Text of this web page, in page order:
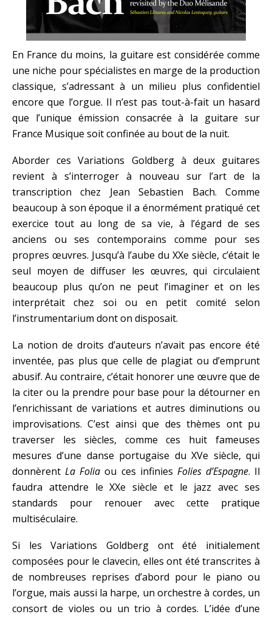
En France du moins, la guitare est considérée comme
une niche pour spécialistes en marge de la production
classique, s’adressant à un milieu plus confidentiel
encore que l’orgue. Il n’est pas tout-à-fait un hasard
que l’unique émission consacrée à la guitare sur
France Musique soit confinée au bout de la nuit.
Aborder ces Variations Goldberg à deux guitares
revient à s’interroger à nouveau sur l’art de la
transcription chez Jean Sebastien Bach. Comme
beaucoup à son époque il a énormément pratiqué cet
exercice tout au long de sa vie, à l’égard de ses
anciens ou ses contemporains comme pour ses
propres œuvres. Jusqu’à l’aube du XXe siècle, c’était le
seul moyen de diffuser les œuvres, qui circulaient
beaucoup plus qu’on ne peut l’imaginer et on les
interprétait chez soi ou en petit comité selon
l’instrumentarium dont on disposait.
La notion de droits d’auteurs n’avait pas encore été
inventée, pas plus que celle de plagiat ou d’emprunt
abusif. Au contraire, c’était honorer une œuvre que de
la citer ou la prendre pour base pour la détourner en
l’enrichissant de variations et autres diminutions ou
improvisations. C’est ainsi que des thèmes ont pu
traverser les siècles, comme ces huit fameuses
mesures d’une danse portugaise du XVe siècle, qui
donnèrentLa Folia ou ces infinies Folies d’Espagne. Il
faudra attendre le XXe siècle et le jazz avec ses
standards pour renouer avec cette pratique
multiséculaire.
Si les Variations Goldberg ont été initialement
composées pour le clavecin, elles ont été transcrites à
de nombreuses reprises d’abord pour le piano ou
l’orgue, mais aussi la harpe, un orchestre à cordes, un
consort de violes ou un trio à cordes. L’idée d’une